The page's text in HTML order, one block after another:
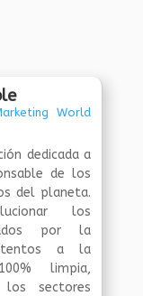
World
dedicada a
de los
del planeta.
los
por la
a la
limpia,
los sectores